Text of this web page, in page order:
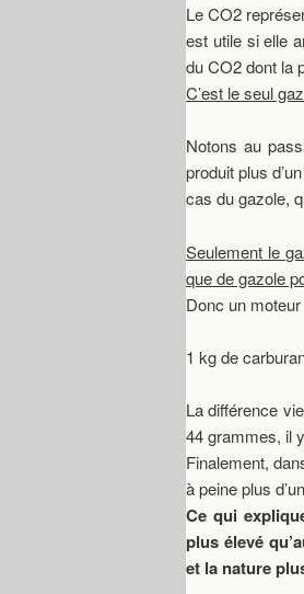
Le CO2
est utile si elle
du CO2 dont la
C’est le seul
Notons au
produit plus
cas du gazole,
Seulement le
que de gazole
Donc un
1 kg de
La différence
44 grammes, il
Finalement,
à peine plus
Ce qui
plus élevé
et la nature